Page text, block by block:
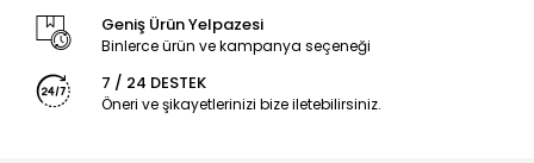
Geniş Ürün Yelpazesi
Binlerce ürün ve kampanya seçeneği
7 / 24 DESTEK
Öneri ve şikayetlerinizi bize iletebilirsiniz.